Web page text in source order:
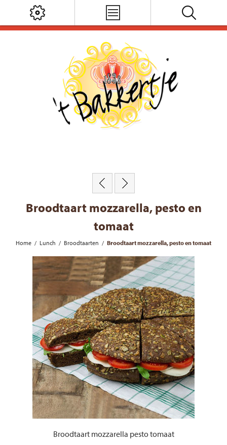
Broodtaart mozzarella, pesto en
tomaat
Home / Lunch / Broodtaarten / Broodtaart mozzarella, pesto en tomaat
Broodtaart mozzarella pesto tomaat